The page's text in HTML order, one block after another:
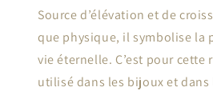
Source d’élévation et de
que physique, il symbolise la
vie éternelle. C’est pour cette
utilisé dans les bijoux et dans